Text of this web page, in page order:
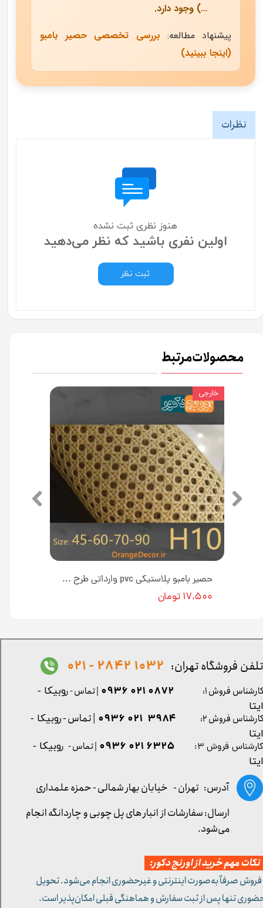
…) وجود دارد.
پیشنهاد مطالعه: بررسی تخصصی حصیر بامبو
(اینجا ببینید)
نظرات
هنوز نظری ثبت نشده
اولین نفری باشید که نظر می‌دهید
ثبت نظر
محصولات مرتبط
حصیر بامبو پلاستیکی pvc وارداتی طرح لانه زنبوری در عرض 45 تا 90 سانتی متر کد H10 [انبار تهران]
۱۷,۵۰۰ تومان
خارجی
کارشناس فروش ۳: ۶۳۲۵ ۰۲۱ ۰۹۳۶ | تماس - روبیکا -
ایتا
آدرس: تهران - خیابان بهار شمالی - حمزه علمداری
تلفن فروشگاه تهران: 1032 2842 - 021
مهم خرید از اورنج دکور:
صرفاً به‌صورت اینترنتی و غیرحضوری انجام می‌شود. تحویل
تنها پس از ثبت سفارش و هماهنگی قبلی امکان‌پذیر است.
کارشناس فروش ۱: 0872 021 0936 | تماس - روبیکا -
ایتا
کارشناس فروش ۲:
۳۹۸۴ ۰۲۱ ۰۹۳۶ | تماس - روبیکا -
ایتا
ارسال: سفارشات از انبار های پل چوبی و چاردانگه انجام
می‌شود.